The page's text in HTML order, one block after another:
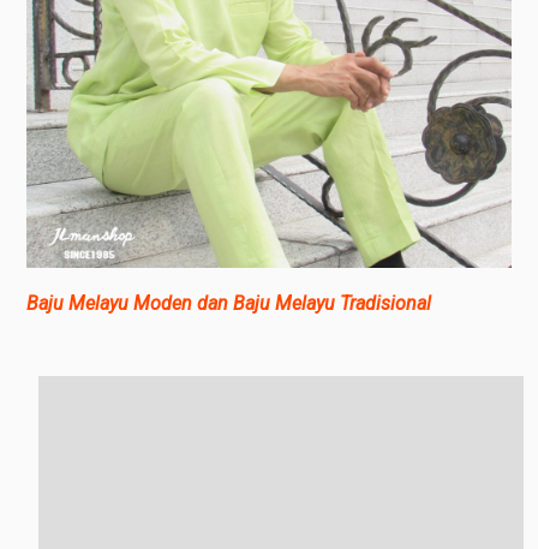
Baju Melayu Moden dan Baju Melayu Tradisional